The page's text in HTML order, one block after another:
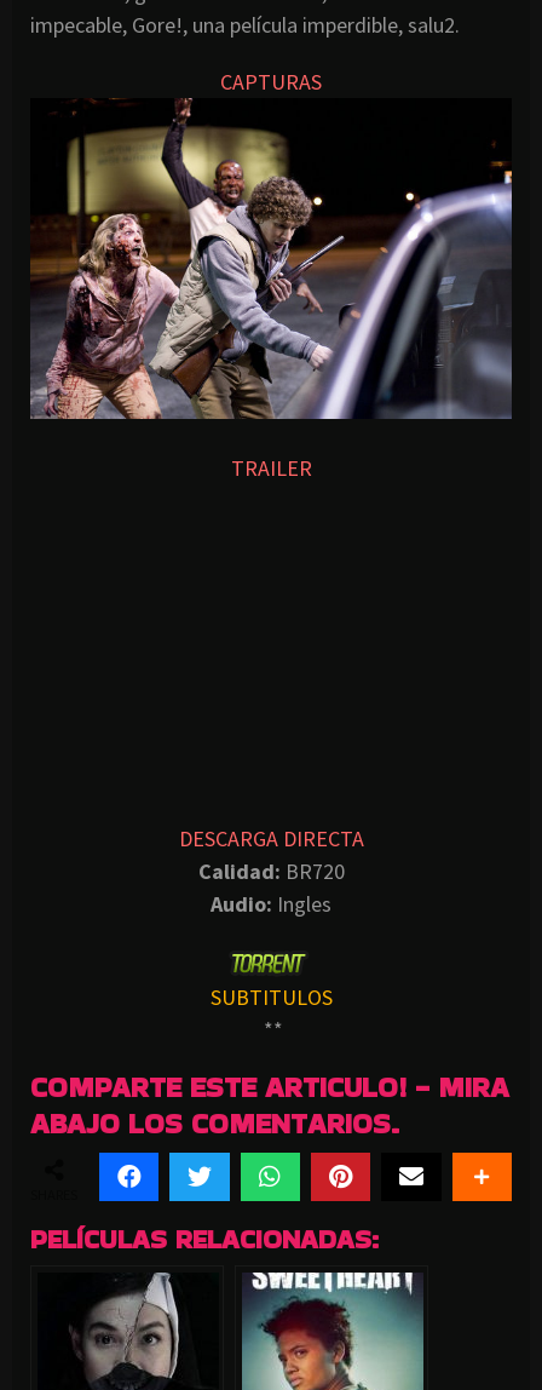
impecable, Gore!, una película imperdible, salu2.
CAPTURAS
TRAILER
DESCARGA DIRECTA
Calidad: BR720
Audio: Ingles
SUBTITULOS
**
COMPARTE ESTE ARTICULO! - MIRA
ABAJO LOS COMENTARIOS.
PELÍCULAS RELACIONADAS: